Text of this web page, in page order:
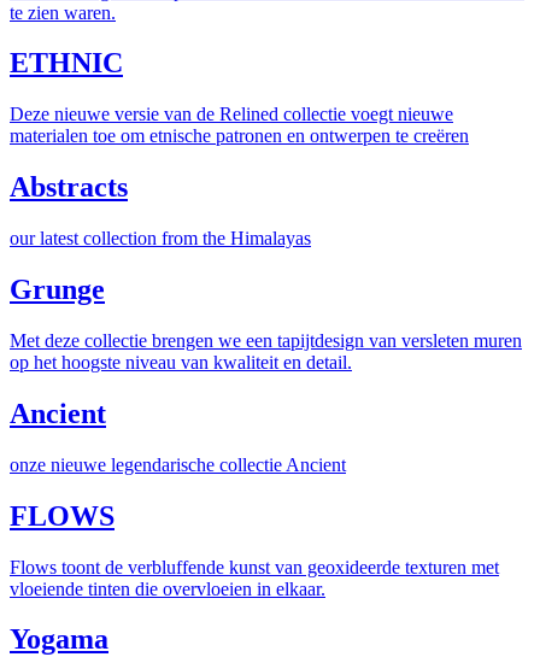
te zien waren.
ETHNIC
Deze nieuwe versie van de Relined collectie voegt nieuwe
materialen toe om etnische patronen en ontwerpen te creëren
Abstracts
our latest collection from the Himalayas
Grunge
Met deze collectie brengen we een tapijtdesign van versleten muren
op het hoogste niveau van kwaliteit en detail.
Ancient
onze nieuwe legendarische collectie Ancient
FLOWS
Flows toont de verbluffende kunst van geoxideerde texturen met
vloeiende tinten die overvloeien in elkaar.
Yogama